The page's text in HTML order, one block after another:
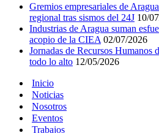
Gremios empresariales de
regional tras sismos del 24J 10/
Industrias de Aragua suman
acopio de la CIEA 02/07/2026
Jornadas de Recursos Humanos
todo lo alto 12/05/2026
Inicio
Noticias
Nosotros
Eventos
Trabajos